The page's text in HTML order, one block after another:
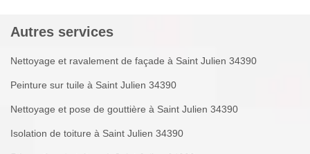
Autres services
Nettoyage et ravalement de façade à Saint Julien 34390
Peinture sur tuile à Saint Julien 34390
Nettoyage et pose de gouttière à Saint Julien 34390
Isolation de toiture à Saint Julien 34390